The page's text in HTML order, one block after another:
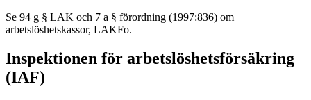
Se 94 g § LAK och 7 a § förordning (1997:836) om
arbetslöshetskassor, LAKFo.
Inspektionen för arbetslöshetsförsäkring
(IAF)